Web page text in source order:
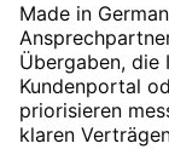
Made in
Übergaben, die
Kundenportal
priorisieren
klaren